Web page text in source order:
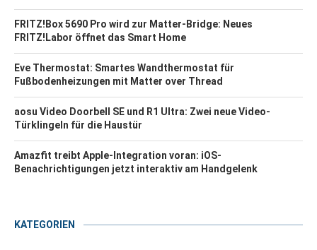
FRITZ!Box 5690 Pro wird zur Matter-Bridge: Neues
FRITZ!Labor öffnet das Smart Home
Eve Thermostat: Smartes Wandthermostat für
Fußbodenheizungen mit Matter over Thread
aosu Video Doorbell SE und R1 Ultra: Zwei neue Video-
Türklingeln für die Haustür
Amazfit treibt Apple-Integration voran: iOS-
Benachrichtigungen jetzt interaktiv am Handgelenk
KATEGORIEN